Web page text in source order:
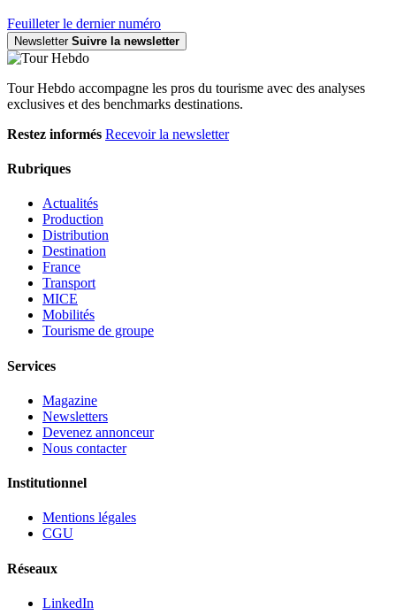
Feuilleter le dernier numéro
Newsletter Suivre la newsletter
Tour Hebdo accompagne les pros du tourisme avec des analyses
exclusives et des benchmarks destinations.
Restez informés Recevoir la newsletter
Rubriques
Actualités
Production
Distribution
Destination
France
Transport
MICE
Mobilités
Tourisme de groupe
Services
Magazine
Newsletters
Devenez annonceur
Nous contacter
Institutionnel
Mentions légales
CGU
Réseaux
LinkedIn